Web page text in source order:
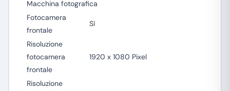
Macchina fotografica
Fotocamera
frontale
Sì
Risoluzione
fotocamera
frontale
1920 x 1080 Pixel
Risoluzione